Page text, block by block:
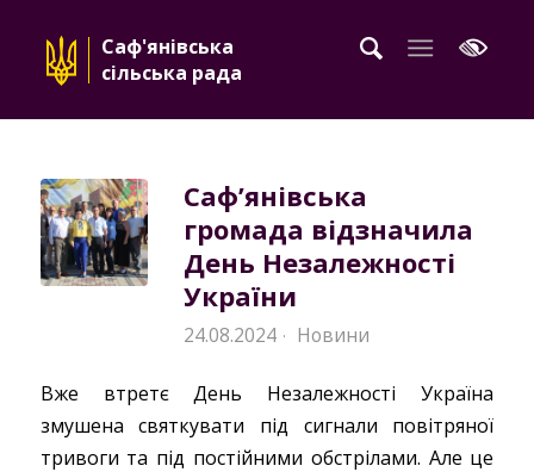
Саф'янівська
сільська рада
Сафʼянівська
громада відзначила
День Незалежності
України
24.08.2024 · Новини
Вже втретє День Незалежності Україна
змушена святкувати під сигнали повітряної
тривоги та під постійними обстрілами. Але це